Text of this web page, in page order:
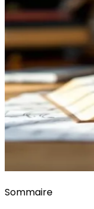
Sommaire